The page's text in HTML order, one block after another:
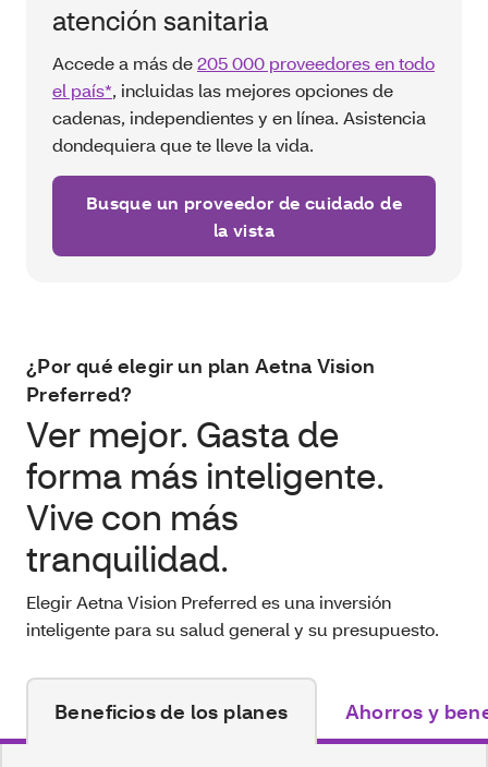
atención sanitaria
Accede a más de205 000 proveedores en todo
el país*, incluidas las mejores opciones de
cadenas, independientes y en línea. Asistencia
dondequiera que te lleve la vida.
Busque un proveedor de cuidado de
la vista
¿Por qué elegir un plan Aetna Vision
Preferred?
Ver mejor. Gasta de
forma más inteligente.
Vive con más
tranquilidad.
Elegir Aetna Vision Preferred es una inversión
inteligente para su salud general y su presupuesto.
Beneficios de los planes Ahorros y